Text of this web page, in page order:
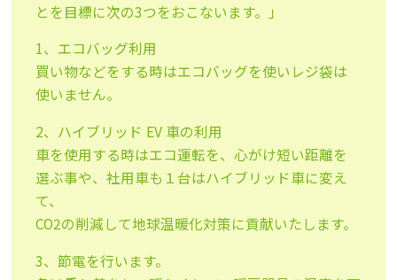
とを目標に次の3つをおこないます。」
1、エコバッグ利用
買い物などをする時はエコバッグを使いレジ袋は
使いません。
2、ハイブリッド EV 車の利用
車を使用する時はエコ運転を、心がけ短い距離を
選ぶ事や、社用車も１台はハイブリッド車に変え
て、
CO2の削減して地球温暖化対策に貢献いたします。
3、節電を行います。